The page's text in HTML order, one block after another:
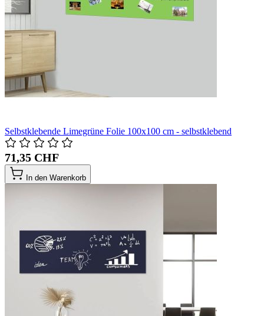
Selbstklebende Limegrüne Folie 100x100 cm - selbstklebend
71,35 CHF
In den Warenkorb